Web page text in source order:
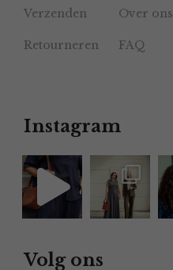
Verzenden Over ons
Retourneren FAQ
Instagram
Volg ons